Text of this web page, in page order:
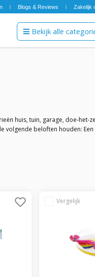
Blogs & Reviews Zakelijk
Bekijk alle
huis, tuin, garage, doe-het-
volgende beloften houden: